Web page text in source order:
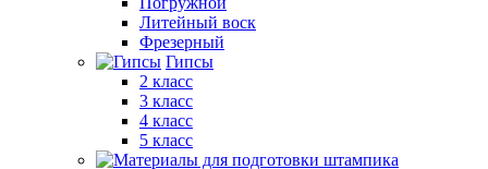
Литейный воск
Фрезерный
Гипсы
2 класс
3 класс
4 класс
5 класс